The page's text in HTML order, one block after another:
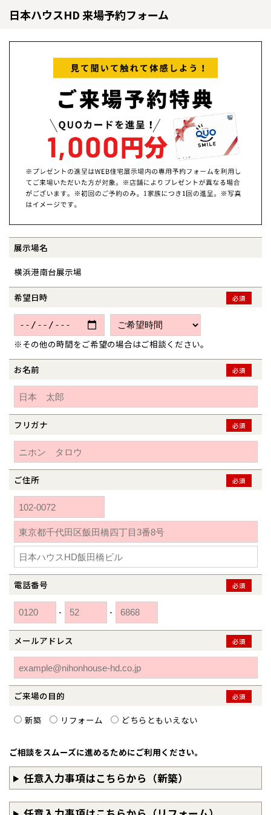
日本ハウスHD 来場予約フォーム
展示場名
横浜港南台展示場
希望日時 必須
※その他の時間をご希望の場合はご相談ください。
お名前 必須
フリガナ 必須
ご住所 必須
電話番号 必須
- -
メールアドレス 必須
ご来場の目的 必須
新築 リフォーム どちらともいえない
ご相談をスムーズに進めるためにご利用ください。
任意入力事項はこちらから（新築）
全国の展示場
札幌
道央
道北
道南
道東
東北
青森
秋田
岩手
山形
宮城
福島
甲信越・北陸
新潟
山梨
長野
富山
石川
福井
関東
東京
神奈川
埼玉
千葉
茨城
栃木
群馬
東海
愛知
岐阜
静岡
三重
近畿
大阪
京都
兵庫
奈良
滋賀
和歌山
中国・四国
岡山
香川
愛媛
鳥取
島根
広島
山口
徳島
高知
九州
福岡
佐賀
熊本
大分
宮崎
鹿児島
長崎
沖縄
分譲マンション
※現住所のある都道府県以外の建築予定地の方でも
くの展示場又は店舗にお問合せください。
応します。お気軽にご相談ください。
お近くのイベント
札幌
道央
苫小牧千歳
道北
旭川
道南
函館
室蘭
道東
帯広
東北
青森県
青森
秋田県
秋田
岩手県
盛岡
宮城県
仙台
福島県
福島
会津
甲信越・北陸
長岡
山梨県
甲府
長野県
松本
富山県
富山
福井県
福井
関東
東京都
世田谷
八王子
神奈川県
湘南
埼玉県
所沢
千葉県
千葉
茨城県
栃木県
宇都宮
小山
群馬県
群馬
東海
愛知県
岐阜県
岐阜
静岡県
浜松
三重県
四日市
近畿
大阪府
京都府
兵庫県
奈良県
中国・四国
岡山県
香川県
愛媛県
九州
福岡県
福岡
佐賀県
熊本県
大分県
大分
宮崎県
宮崎
鹿児島県